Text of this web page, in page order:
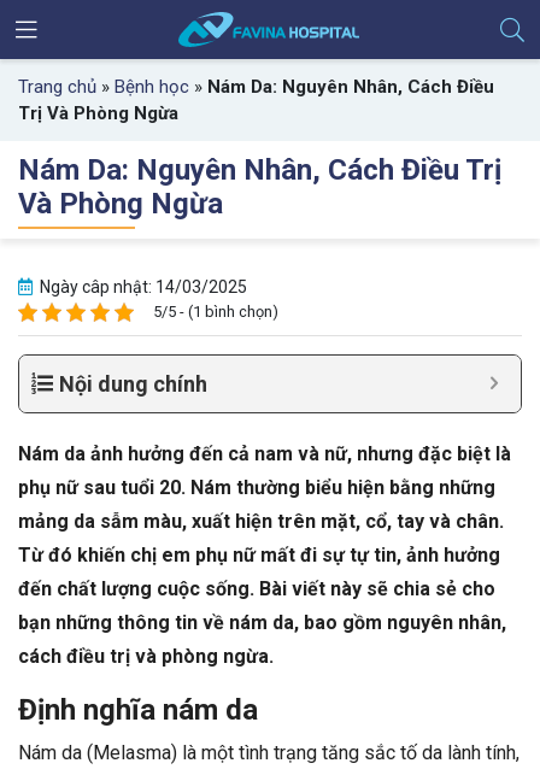
Trang chủ » Bệnh học » Nám Da: Nguyên Nhân, Cách Điều
Trị Và Phòng Ngừa
Nám Da: Nguyên Nhân, Cách Điều Trị
Và Phòng Ngừa
Ngày câp nhật: 14/03/2025
5/5 - (1 bình chọn)
Nội dung chính
Nám da ảnh hưởng đến cả nam và nữ, nhưng đặc biệt là
phụ nữ sau tuổi 20. Nám thường biểu hiện bằng những
mảng da sẫm màu, xuất hiện trên mặt, cổ, tay và chân.
Từ đó khiến chị em phụ nữ mất đi sự tự tin, ảnh hưởng
đến chất lượng cuộc sống. Bài viết này sẽ chia sẻ cho
bạn những thông tin về nám da, bao gồm nguyên nhân,
cách điều trị và phòng ngừa.
Định nghĩa nám da
Nám da (Melasma) là một tình trạng tăng sắc tố da lành tính,